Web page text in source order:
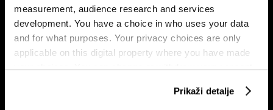
measurement, audience research and services
development. You have a choice in who uses your data
and for what purposes. Your privacy choices are only
applicable on this digital property where you have made
your choices. You can change or withdraw your consent
Prikaži detalje